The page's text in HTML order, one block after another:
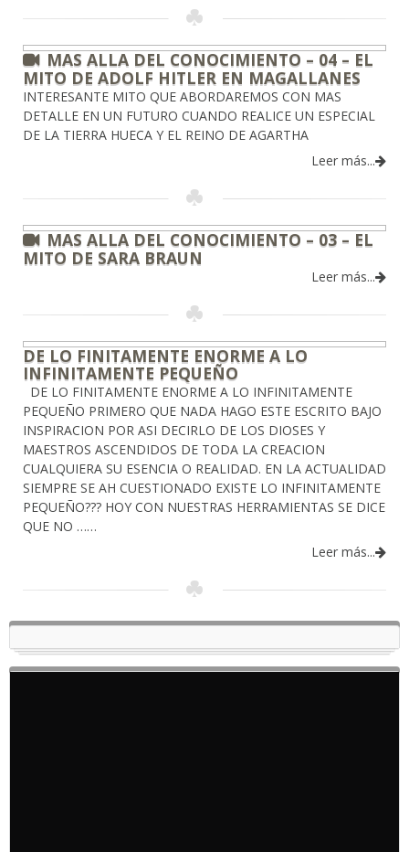
MAS ALLA DEL CONOCIMIENTO – 04 – EL
MITO DE ADOLF HITLER EN MAGALLANES
INTERESANTE MITO QUE ABORDAREMOS CON MAS
DETALLE EN UN FUTURO CUANDO REALICE UN ESPECIAL
DE LA TIERRA HUECA Y EL REINO DE AGARTHA
Leer más...
MAS ALLA DEL CONOCIMIENTO – 03 – EL
MITO DE SARA BRAUN
Leer más...
DE LO FINITAMENTE ENORME A LO
INFINITAMENTE PEQUEÑO
DE LO FINITAMENTE ENORME A LO INFINITAMENTE
PEQUEÑO PRIMERO QUE NADA HAGO ESTE ESCRITO BAJO
INSPIRACION POR ASI DECIRLO DE LOS DIOSES Y
MAESTROS ASCENDIDOS DE TODA LA CREACION
CUALQUIERA SU ESENCIA O REALIDAD. EN LA ACTUALIDAD
SIEMPRE SE AH CUESTIONADO EXISTE LO INFINITAMENTE
PEQUEÑO??? HOY CON NUESTRAS HERRAMIENTAS SE DICE
QUE NO ……
Leer más...